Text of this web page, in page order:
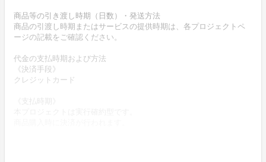
商品等の引き渡し時期（日数）・発送方法
商品の引渡し時期またはサービスの提供時期は、各プロジェクトペ
ージの記載をご確認ください。
代金の支払時期および方法
《決済手段》
クレジットカード
《支払時期》